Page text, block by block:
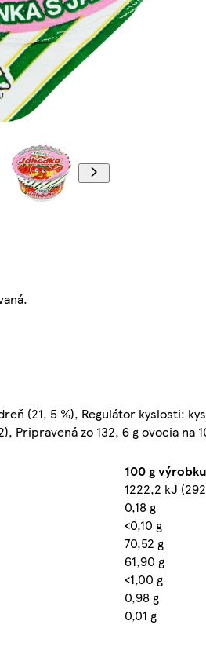
(21, 5 %), Regulátor kyslosti:
Pripravená zo 132, 6 g ovocia
100 g výrobku
1222,2 kJ
0,18 g
<0,10 g
70,52 g
61,90 g
<1,00 g
0,98 g
0,01 g